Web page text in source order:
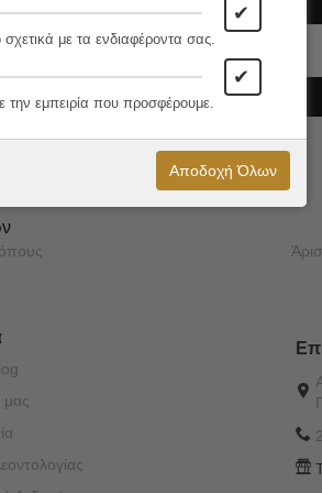
μας
✔
με τα ενδιαφέροντα σας.
✔
την εμπειρία που προσφέρουμε.
Αποδοχή Όλων